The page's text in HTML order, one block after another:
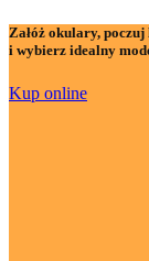
Załóż okulary, poczuj
i wybierz idealny
Kup online